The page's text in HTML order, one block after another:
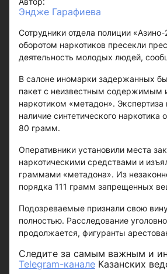
Эндже Гарафиева
Сотрудники отдела полиции
оборотом наркотиков пресекли
деятельность молодых людей,
В салоне иномарки задержанных
пакет с неизвестным содержимым
наркотиком «метадон». Экспертиза
наличие синтетического
80 грамм.
Оперативники установили места
наркотическими средствами и
граммами «метадона». Из
порядка 111 грамм запрещенных
Подозреваемые признали свою
полностью. Расследование
продолжается, фигуранты
Следите за самым важным и
Telegram-канале Казанских